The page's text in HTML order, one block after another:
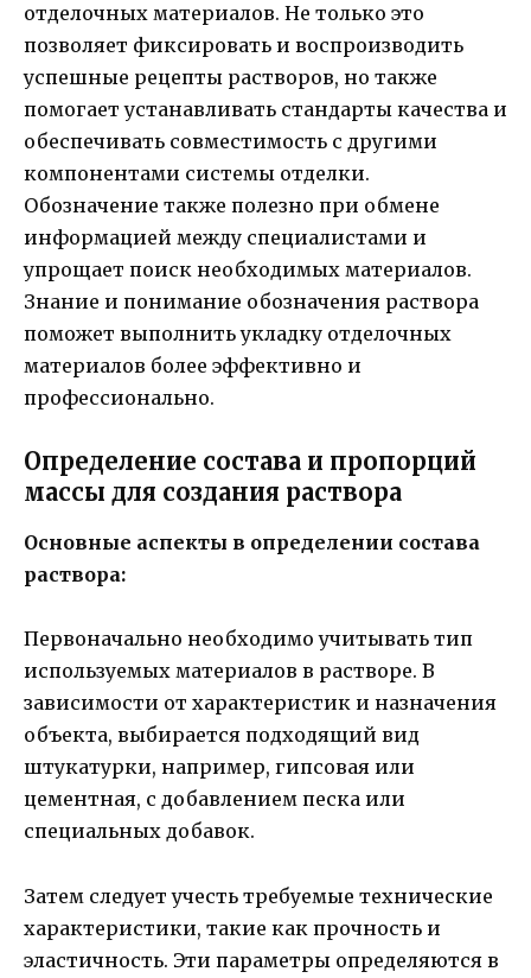
отделочных материалов. Не только это
позволяет фиксировать и воспроизводить
успешные рецепты растворов, но также
помогает устанавливать стандарты качества и
обеспечивать совместимость с другими
компонентами системы отделки.
Обозначение также полезно при обмене
информацией между специалистами и
упрощает поиск необходимых материалов.
Знание и понимание обозначения раствора
поможет выполнить укладку отделочных
материалов более эффективно и
профессионально.
Определение состава и пропорций
массы для создания раствора
Основные аспекты в определении состава
раствора:
Первоначально необходимо учитывать тип
используемых материалов в растворе. В
зависимости от характеристик и назначения
объекта, выбирается подходящий вид
штукатурки, например, гипсовая или
цементная, с добавлением песка или
специальных добавок.
Затем следует учесть требуемые технические
характеристики, такие как прочность и
эластичность. Эти параметры определяются в